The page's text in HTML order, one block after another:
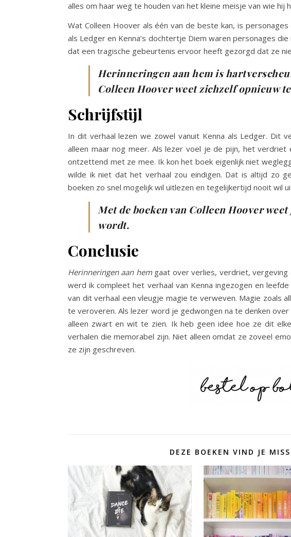
alles om haar weg te houden van het kleine meisje van wie
Wat Colleen Hoover als één van de beste kan, is
als Ledger en Kenna’s dochtertje Diem waren personages
dat een tragische gebeurtenis ervoor heeft gezorgd dat ze
Herinneringen aan hem is
Colleen Hoover weet zichzelf opnieuw
Schrijfstijl
In dit verhaal lezen we zowel vanuit Kenna als Ledger. Dit
alleen maar nog meer. Als lezer voel je de pijn, het
ontzettend met ze mee. Ik kon het boek eigenlijk niet
wilde ik niet dat het verhaal zou eindigen. Dat is altijd zo
boeken zo snel mogelijk wil uitlezen en tegelijkertijd nooit wil
Met de boeken van Colleen Hoover
wordt.
Conclusie
Herinneringen aan hemgaat over verlies, verdriet, vergeving
werd ik compleet het verhaal van Kenna ingezogen en
van dit verhaal een vleugje magie te verweven. Magie zoals
te veroveren. Als lezer word je gedwongen na te denken
alleen zwart en wit te zien. Ik heb geen idee hoe ze dit
verhalen die memorabel zijn. Niet alleen omdat ze zoveel
ze zijn geschreven.
DEZE BOEKEN VIND JE